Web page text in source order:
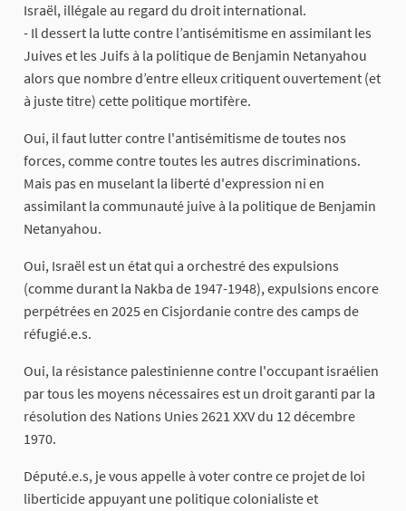
Israël, illégale au regard du droit international.
- Il dessert la lutte contre l’antisémitisme en assimilant les
Juives et les Juifs à la politique de Benjamin Netanyahou
alors que nombre d’entre elleux critiquent ouvertement (et
à juste titre) cette politique mortifère.
Oui, il faut lutter contre l'antisémitisme de toutes nos
forces, comme contre toutes les autres discriminations.
Mais pas en muselant la liberté d'expression ni en
assimilant la communauté juive à la politique de Benjamin
Netanyahou.
Oui, Israël est un état qui a orchestré des expulsions
(comme durant la Nakba de 1947-1948), expulsions encore
perpétrées en 2025 en Cisjordanie contre des camps de
réfugié.e.s.
Oui, la résistance palestinienne contre l'occupant israélien
par tous les moyens nécessaires est un droit garanti par la
résolution des Nations Unies 2621 XXV du 12 décembre
1970.
Député.e.s, je vous appelle à voter contre ce projet de loi
liberticide appuyant une politique colonialiste et